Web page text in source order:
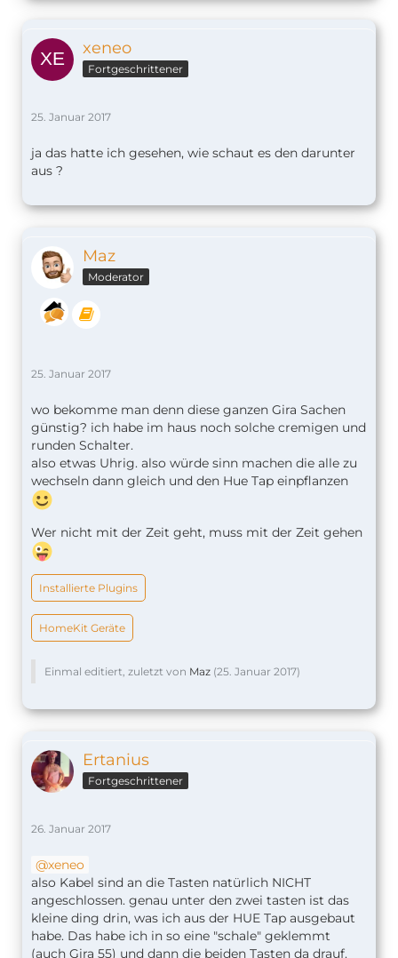
xeneo
Fortgeschrittener
25. Januar 2017
ja das hatte ich gesehen, wie schaut es den darunter
aus ?
Maz
Moderator
25. Januar 2017
wo bekomme man denn diese ganzen Gira Sachen
günstig? ich habe im haus noch solche cremigen und
runden Schalter.
also etwas Uhrig. also würde sinn machen die alle zu
wechseln dann gleich und den Hue Tap einpflanzen
Wer nicht mit der Zeit geht, muss mit der Zeit gehen
Installierte Plugins
HomeKit Geräte
Einmal editiert, zuletzt von Maz (25. Januar 2017)
Ertanius
Fortgeschrittener
26. Januar 2017
xeneo
also Kabel sind an die Tasten natürlich NICHT
angeschlossen. genau unter den zwei tasten ist das
kleine ding drin, was ich aus der HUE Tap ausgebaut
habe. Das habe ich in so eine "schale" geklemmt
(auch Gira 55) und dann die beiden Tasten da drauf.